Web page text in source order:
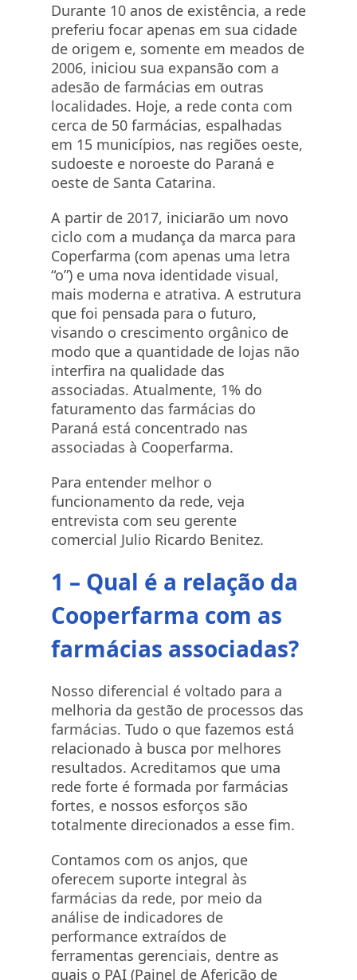
Durante 10 anos de existência, a rede
preferiu focar apenas em sua cidade
de origem e, somente em meados de
2006, iniciou sua expansão com a
adesão de farmácias em outras
localidades. Hoje, a rede conta com
cerca de 50 farmácias, espalhadas
em 15 municípios, nas regiões oeste,
sudoeste e noroeste do Paraná e
oeste de Santa Catarina.
A partir de 2017, iniciarão um novo
ciclo com a mudança da marca para
Coperfarma (com apenas uma letra
“o”) e uma nova identidade visual,
mais moderna e atrativa. A estrutura
que foi pensada para o futuro,
visando o crescimento orgânico de
modo que a quantidade de lojas não
interfira na qualidade das
associadas. Atualmente, 1% do
faturamento das farmácias do
Paraná está concentrado nas
associadas à Cooperfarma.
Para entender melhor o
funcionamento da rede, veja
entrevista com seu gerente
comercial Julio Ricardo Benitez.
1 – Qual é a relação da
Cooperfarma com as
farmácias associadas?
Nosso diferencial é voltado para a
melhoria da gestão de processos das
farmácias. Tudo o que fazemos está
relacionado à busca por melhores
resultados. Acreditamos que uma
rede forte é formada por farmácias
fortes, e nossos esforços são
totalmente direcionados a esse fim.
Contamos com os anjos, que
oferecem suporte integral às
farmácias da rede, por meio da
análise de indicadores de
performance extraídos de
ferramentas gerenciais, dentre as
quais o PAI (Painel de Aferição de